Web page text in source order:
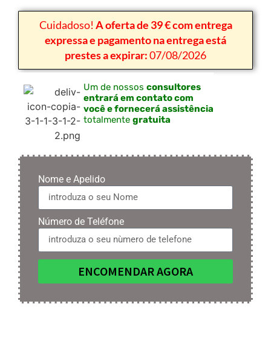
Cuidadoso! A oferta de 39 € com entrega
expressa e pagamento na entrega está
prestes a expirar:07/08/2026
Um de nossos consultores
entrará em contato com
você e fornecerá assistência
totalmente gratuita
Nome e Apelido
Número de Teléfone
ENCOMENDAR AGORA